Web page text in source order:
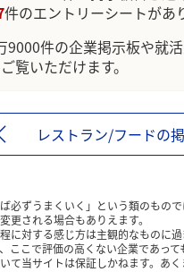
件のエントリーシートがあ
件の企業掲示板や就
覧いただけます。
レストラン/フードの
必ずうまくいく」という類のもの
更される場合もありえます。
に対する感じ方は主観的なものに
ここで評価の高くない企業であって
て当サイトは保証しかねます。あ